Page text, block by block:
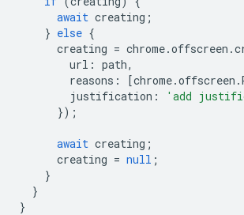
await creating ;
} else {
creating = chrome.offscreen .
url : path,
reasons : [chrome.offscreen .
justification :
'add
});
await creating ;
creating = null ;
}
}
}